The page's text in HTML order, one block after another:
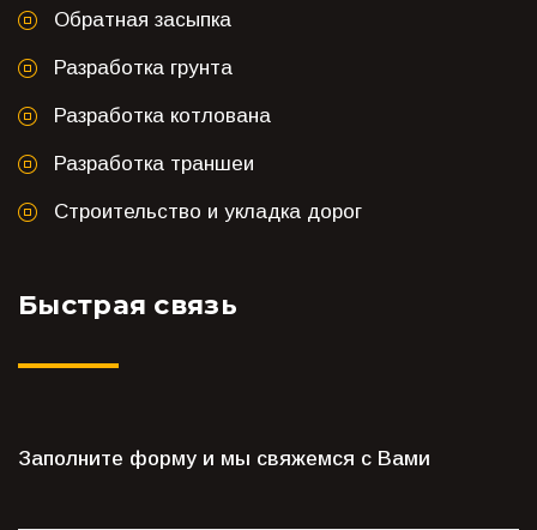
Обратная засыпка
Разработка грунта
Разработка котлована
Разработка траншеи
Строительство и укладка дорог
Быстрая связь
Заполните форму и мы свяжемся с Вами